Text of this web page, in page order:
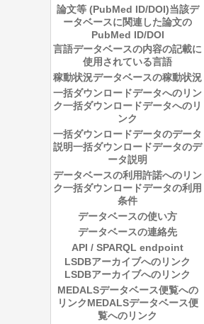
論文等 (PubMed ID/DOI)当該デ
ータベースに関連した論文の
PubMed ID/DOI
言語データベースの内容の記載に
使用されている言語
稼動状況データベースの稼動状況
一括ダウンロードデータへのリン
ク一括ダウンロードデータへのリ
ンク
一括ダウンロードデータのデータ
説明一括ダウンロードデータのデ
ータ説明
データベースの利用許諾へのリン
ク一括ダウンロードデータの利用
条件
データベースの使い方
データベースの連絡先
API / SPARQL endpoint
LSDBアーカイブへのリンク
LSDBアーカイブへのリンク
MEDALSデータベース便覧への
リンクMEDALSデータベース便
覧へのリンク